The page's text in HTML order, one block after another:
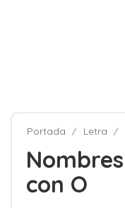
Portada Letra
con O